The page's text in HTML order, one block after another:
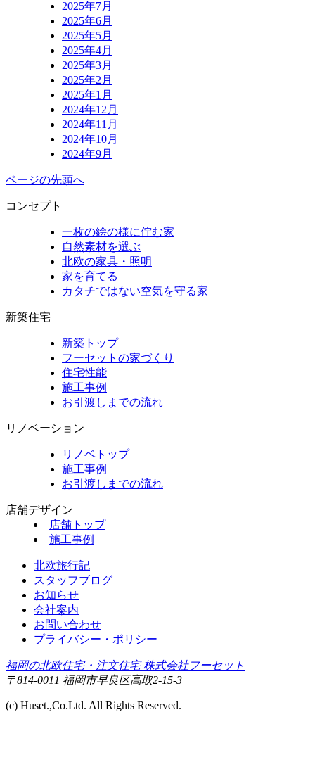
2025年7月
2025年6月
2025年5月
2025年4月
2025年3月
2025年2月
2025年1月
2024年12月
2024年11月
2024年10月
2024年9月
ページの先頭へ
コンセプト
一枚の絵の様に佇む家
自然素材を選ぶ
北欧の家具・照明
家を育てる
カタチではない空気を守る家
新築住宅
新築トップ
フーセットの家づくり
住宅性能
施工事例
お引渡しまでの流れ
リノベーション
リノベトップ
施工事例
お引渡しまでの流れ
店舗デザイン
店舗トップ
施工事例
北欧旅行記
スタッフブログ
お知らせ
会社案内
お問い合わせ
プライバシー・ポリシー
福岡の北欧住宅・注文住宅 株式会社フーセット
〒814-0011 福岡市早良区高取2-15-3
(c) Huset.,Co.Ltd. All Rights Reserved.